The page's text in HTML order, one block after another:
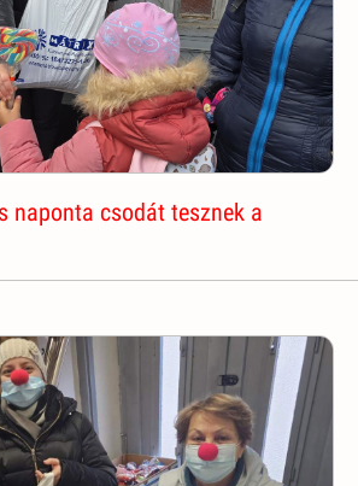
naponta csodát tesznek a